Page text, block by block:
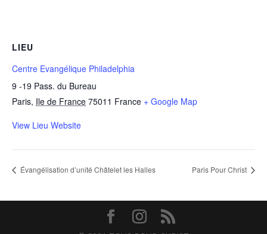
LIEU
Centre Evangélique Philadelphia
9 -19 Pass. du Bureau
Paris, Ile de France 75011 France + Google Map
View Lieu Website
Évangélisation d’unité Châtelet les Halles Paris Pour Christ